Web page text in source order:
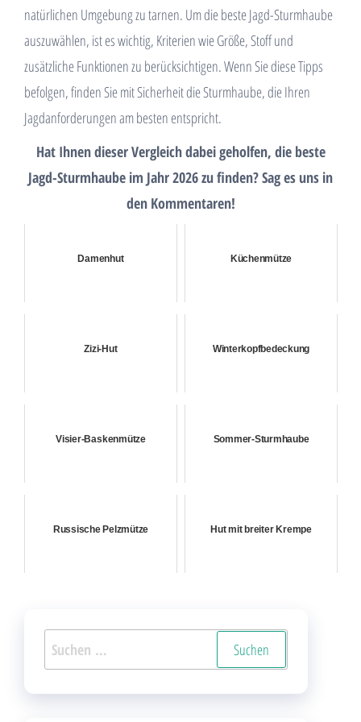
natürlichen Umgebung zu tarnen. Um die beste Jagd-Sturmhaube
auszuwählen, ist es wichtig, Kriterien wie Größe, Stoff und
zusätzliche Funktionen zu berücksichtigen. Wenn Sie diese Tipps
befolgen, finden Sie mit Sicherheit die Sturmhaube, die Ihren
Jagdanforderungen am besten entspricht.
Hat Ihnen dieser Vergleich dabei geholfen, die beste
Jagd-Sturmhaube im Jahr 2026 zu finden? Sag es uns in
den Kommentaren!
Damenhut Küchenmütze
Zizi-Hut Winterkopfbedeckung
Visier-Baskenmütze Sommer-Sturmhaube
Russische Pelzmütze Hut mit breiter Krempe
Suchen
nach: